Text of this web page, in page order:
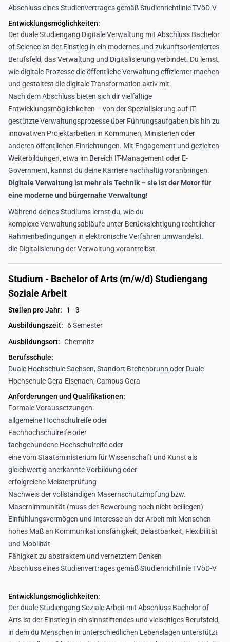
Abschluss eines Studienvertrages gemäß Studienrichtlinie TVöD-V
Entwicklungsmöglichkeiten:
Der duale Studiengang Digitale Verwaltung mit Abschluss Bachelor
of Science ist der Einstieg in ein modernes und zukunftsorientiertes
Berufsfeld, das Verwaltung und Digitalisierung verbindet. Du lernst,
wie digitale Prozesse die öffentliche Verwaltung effizienter machen
und gestaltest die digitale Transformation aktiv mit.
Nach dem Abschluss bieten sich dir vielfältige
Entwicklungsmöglichkeiten – von der Spezialisierung auf IT-
gestützte Verwaltungsprozesse über Führungsaufgaben bis hin zu
innovativen Projektarbeiten in Kommunen, Ministerien oder
anderen öffentlichen Einrichtungen. Mit Engagement und gezielten
Weiterbildungen, etwa im Bereich IT-Management oder E-
Government, kannst du deine Karriere nachhaltig voranbringen.
Digitale Verwaltung ist mehr als Technik – sie ist der Motor für
eine moderne und bürgernahe Verwaltung!
Während deines Studiums lernst du, wie du
komplexe Verwaltungsabläufe unter Berücksichtigung rechtlicher
Rahmenbedingungen in elektronische Verfahren umwandelst.
die Digitalisierung der Verwaltung vorantreibst.
Studium - Bachelor of Arts (m/w/d) Studiengang
Soziale Arbeit
Stellen pro Jahr:
1 - 3
Ausbildungszeit:
6 Semester
Ausbildungsort: Chemnitz
Berufsschule:
Duale Hochschule Sachsen, Standort Breitenbrunn oder Duale
Hochschule Gera-Eisenach, Campus Gera
Anforderungen und Qualifikationen:
Formale Voraussetzungen:
allgemeine Hochschulreife oder
Fachhochschulreife oder
fachgebundene Hochschulreife oder
eine vom Staatsministerium für Wissenschaft und Kunst als
gleichwertig anerkannte Vorbildung oder
erfolgreiche Meisterprüfung
Nachweis der vollständigen Masernschutzimpfung bzw.
Masernimmunität (muss der Bewerbung noch nicht beiliegen)
Einfühlungsvermögen und Interesse an der Arbeit mit Menschen
hohes Maß an Kommunikationsfähigkeit, Belastbarkeit, Flexibilität
und Mobilität
Fähigkeit zu abstraktem und vernetztem Denken
Abschluss eines Studienvertrages gemäß Studienrichtlinie TVöD-V
Entwicklungsmöglichkeiten:
Der duale Studiengang Soziale Arbeit mit Abschluss Bachelor of
Arts ist der Einstieg in ein sinnstiftendes und vielseitiges Berufsfeld,
in dem du Menschen in unterschiedlichen Lebenslagen unterstützt